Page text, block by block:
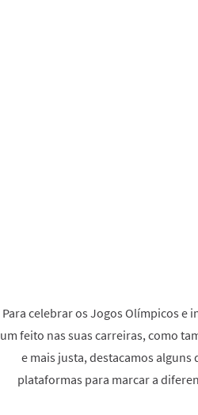
Para celebrar os Jogos Olímpicos e
um feito nas suas carreiras, como
e mais justa, destacamos alguns
plataformas para marcar a